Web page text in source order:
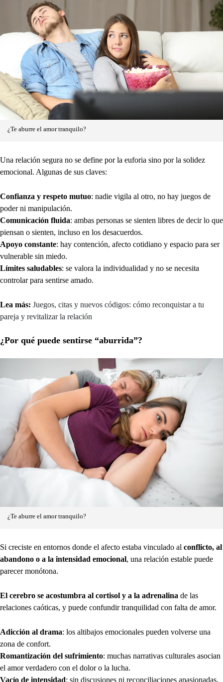
¿Te aburre el amor tranquilo?
Una relación segura no se define por la euforia sino por la solidez
emocional. Algunas de sus claves:
Confianza y respeto mutuo: nadie vigila al otro, no hay juegos de
poder ni manipulación.
Comunicación fluida: ambas personas se sienten libres de decir lo que
piensan o sienten, incluso en los desacuerdos.
Apoyo constante: hay contención, afecto cotidiano y espacio para ser
vulnerable sin miedo.
Límites saludables: se valora la individualidad y no se necesita
controlar para sentirse amado.
Lea más: Juegos, citas y nuevos códigos: cómo reconquistar a tu
pareja y revitalizar la relación
¿Por qué puede sentirse “aburrida”?
¿Te aburre el amor tranquilo?
Si creciste en entornos donde el afecto estaba vinculado al conflicto, al
abandono o a la intensidad emocional, una relación estable puede
parecer monótona.
El cerebro se acostumbra al cortisol y a la adrenalina de las
relaciones caóticas, y puede confundir tranquilidad con falta de amor.
Adicción al drama: los altibajos emocionales pueden volverse una
zona de confort.
Romantización del sufrimiento: muchas narrativas culturales asocian
el amor verdadero con el dolor o la lucha.
Vacío de intensidad: sin discusiones ni reconciliaciones apasionadas,